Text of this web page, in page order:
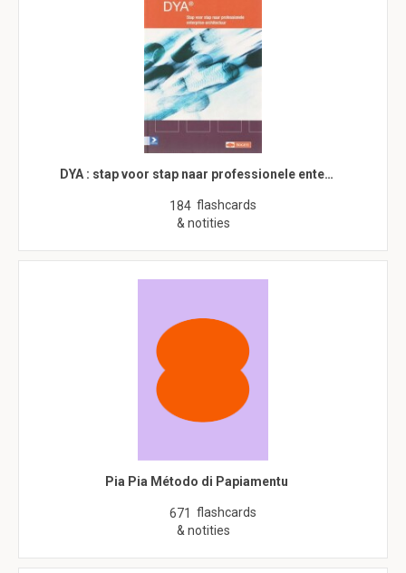
DYA : stap voor stap naar professionele ente…
184 flashcards
& notities
Pia Pia Método di Papiamentu
671 flashcards
& notities